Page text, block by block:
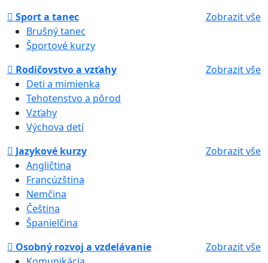
Sport a tanec
Zobrazit vše
Brušný tanec
Športové kurzy
Rodičovstvo a vzťahy
Zobrazit vše
Deti a mimienka
Tehotenstvo a pôrod
Vzťahy
Výchova detí
Jazykové kurzy
Zobrazit vše
Angličtina
Francúzština
Nemčina
Čeština
Španielčina
Osobný rozvoj a vzdelávanie
Zobrazit vše